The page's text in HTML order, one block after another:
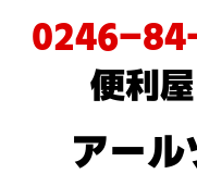
0246-
便利
アール